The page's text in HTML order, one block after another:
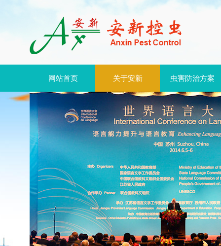
网站首页 关于安新 虫害防治方案